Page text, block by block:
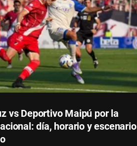
vs Deportivo Maipú por la
día, horario y escenario